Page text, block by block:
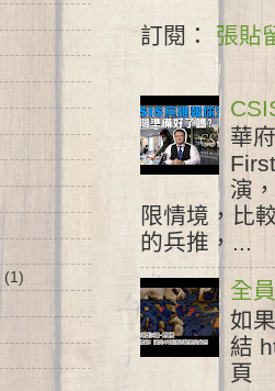
訂閱： 張貼
華
演
限情境，比
的兵推，...
全
如
結
頁
(1)